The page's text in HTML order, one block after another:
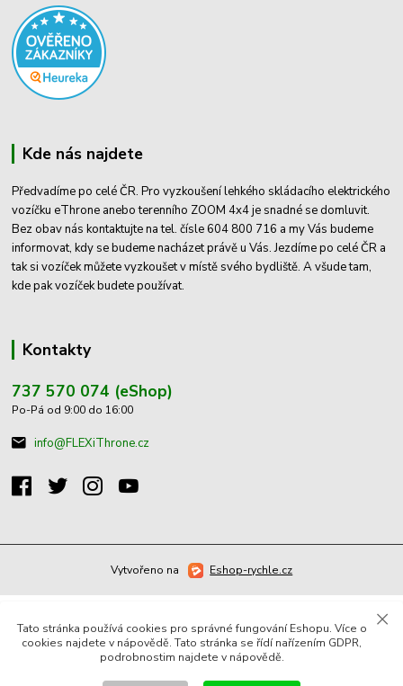
Kde nás najdete
Předvadíme po celé ČR. Pro vyzkoušení lehkého skládacího elektrického
vozíčku eThrone anebo terenního ZOOM 4x4 je snadné se domluvit.
Bez obav nás kontaktujte na tel. čísle 604 800 716 a my Vás budeme
informovat, kdy se budeme nacházet právě u Vás. Jezdíme po celé ČR a
tak si vozíček můžete vyzkoušet v místě svého bydliště. A všude tam,
kde pak vozíček budete používat.
Kontakty
737 570 074 (eShop)
Po-Pá od 9:00 do 16:00
info@FLEXiThrone.cz
Vytvořeno na Eshop-rychle.cz
Tato stránka používá cookies pro správné fungování Eshopu. Více o
cookies najdete v nápovědě. Tato stránka se řídí nařízením GDPR,
podrobnostim najdete v nápovědě.